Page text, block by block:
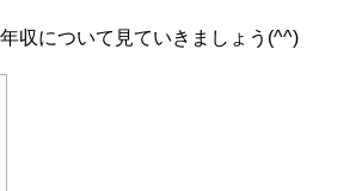
収について見ていきましょう(^^)